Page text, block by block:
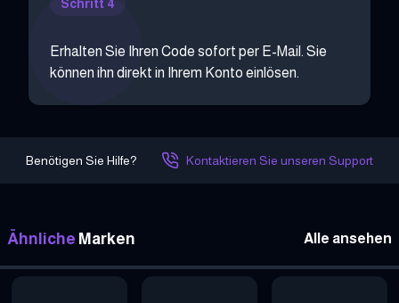
Schritt 4
Erhalten Sie Ihren Code sofort per E-Mail. Sie
können ihn direkt in Ihrem Konto einlösen.
Benötigen Sie Hilfe? Kontaktieren Sie unseren Support
Ähnliche Marken Alle ansehen